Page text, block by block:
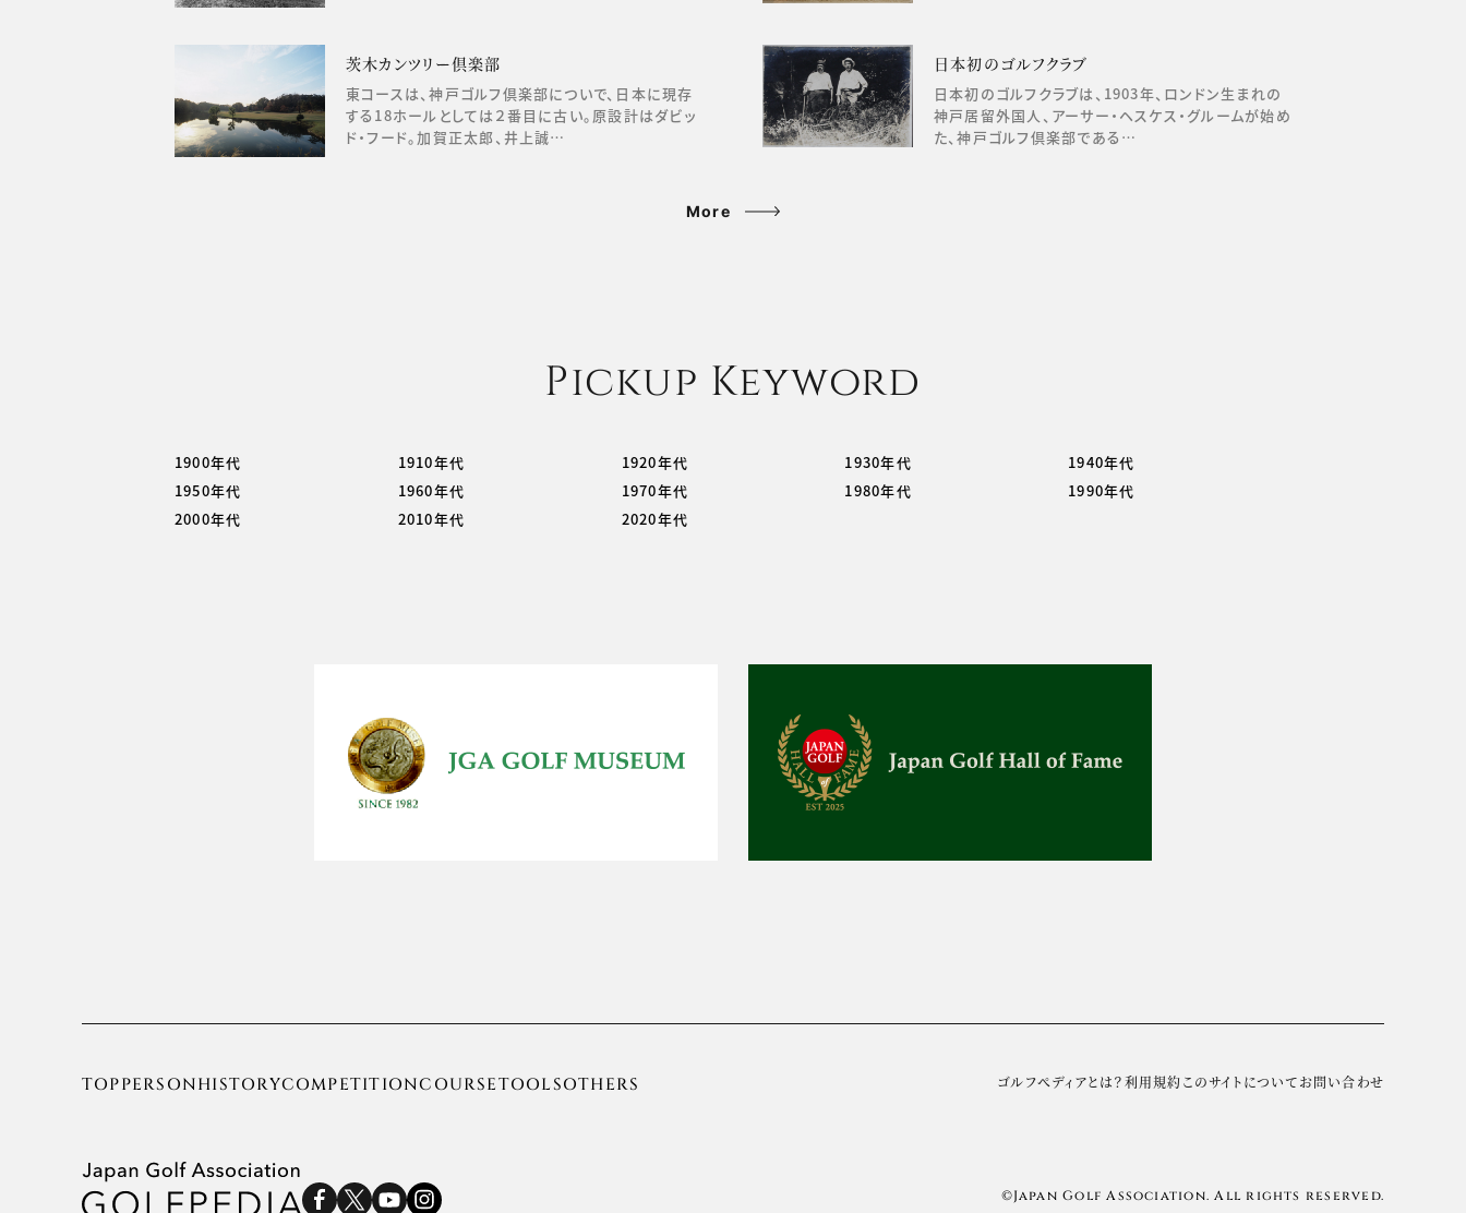
茨木カンツリー倶楽部
東コースは、神戸ゴルフ倶楽部についで、日本に現存
する18ホールとしては２番目に古い。原設計はダビッ
ド・フード。加賀正太郎、井上誠…
日本初のゴルフクラブ
日本初のゴルフクラブは、1903年、ロンドン生まれの
神戸居留外国人、アーサー・ヘスケス・グルームが始め
た、神戸ゴルフ倶楽部である…
More
Pickup Keyword
1900年代 1910年代 1920年代 1930年代
1940年代
1950年代
1960年代 1970年代 1980年代
1990年代
2000年代
2010年代 2020年代
TOPPERSONHISTORYCOMPETITIONCOURSETOOLSOTHERS ゴルフぺディアとは？利用規約このサイトについてお問い合わせ
©Japan Golf Association. All rights reserved.